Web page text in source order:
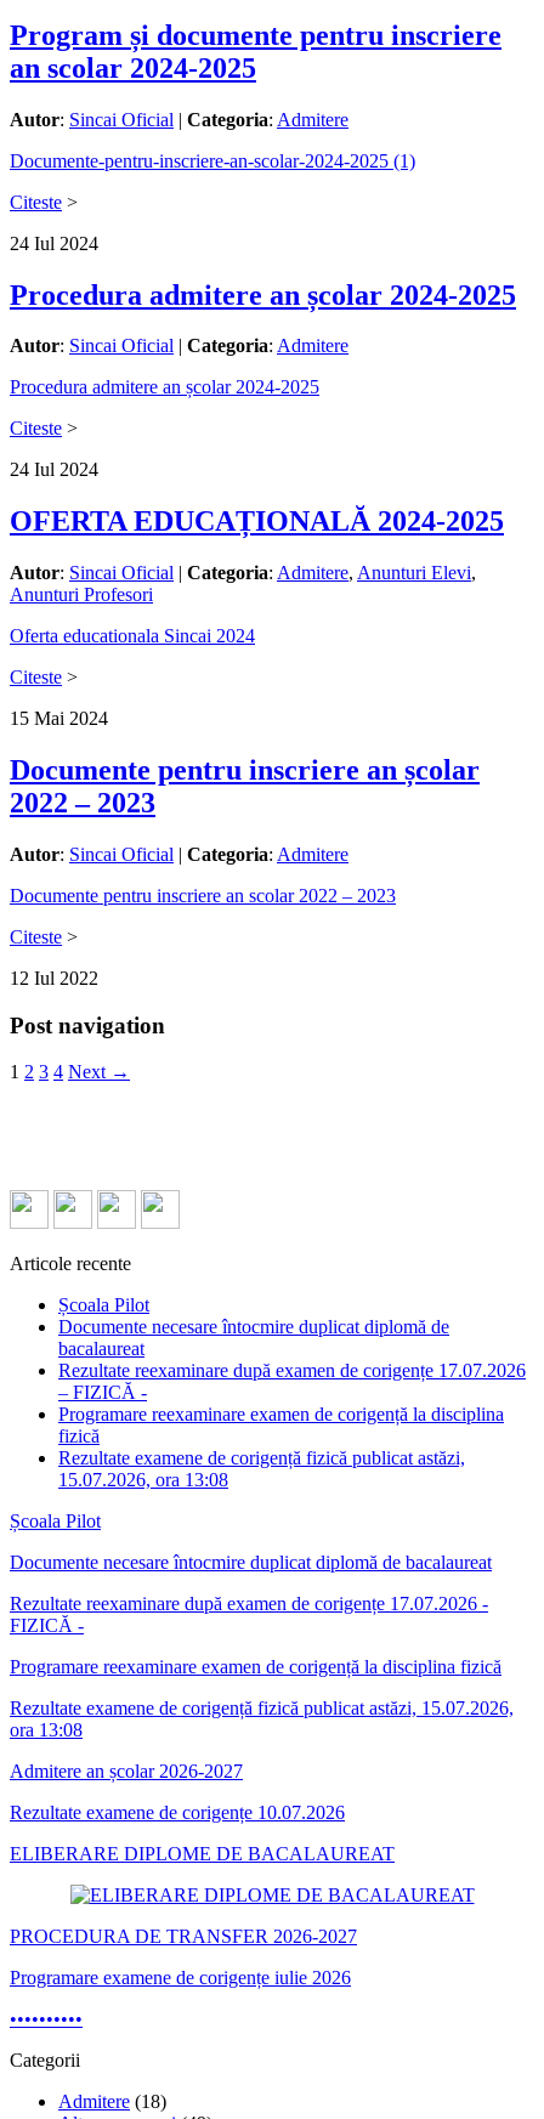
Program și documente pentru inscriere
an scolar 2024-2025
Autor: Sincai Oficial | Categoria: Admitere
Documente-pentru-inscriere-an-scolar-2024-2025 (1)
Citeste >
24 Iul 2024
Procedura admitere an școlar 2024-2025
Autor: Sincai Oficial | Categoria: Admitere
Procedura admitere an școlar 2024-2025
Citeste >
24 Iul 2024
OFERTA EDUCAȚIONALĂ 2024-2025
Autor: Sincai Oficial | Categoria: Admitere, Anunturi Elevi,
Anunturi Profesori
Oferta educationala Sincai 2024
Citeste >
15 Mai 2024
Documente pentru inscriere an școlar
2022 – 2023
Autor: Sincai Oficial | Categoria: Admitere
Documente pentru inscriere an scolar 2022 – 2023
Citeste >
12 Iul 2022
Post navigation
1 2 3 4 Next →
Articole recente
Școala Pilot
Documente necesare întocmire duplicat diplomă de
bacalaureat
Rezultate reexaminare după examen de corigențe 17.07.2026
– FIZICĂ -
Programare reexaminare examen de corigență la disciplina
fizică
Rezultate examene de corigență fizică publicat astăzi,
15.07.2026, ora 13:08
Școala Pilot
Documente necesare întocmire duplicat diplomă de bacalaureat
Rezultate reexaminare după examen de corigențe 17.07.2026 -
FIZICĂ -
Programare reexaminare examen de corigență la disciplina fizică
Rezultate examene de corigență fizică publicat astăzi, 15.07.2026,
ora 13:08
Admitere an școlar 2026-2027
Rezultate examene de corigențe 10.07.2026
ELIBERARE DIPLOME DE BACALAUREAT
PROCEDURA DE TRANSFER 2026-2027
Programare examene de corigențe iulie 2026
••••••••••
Categorii
Admitere (18)